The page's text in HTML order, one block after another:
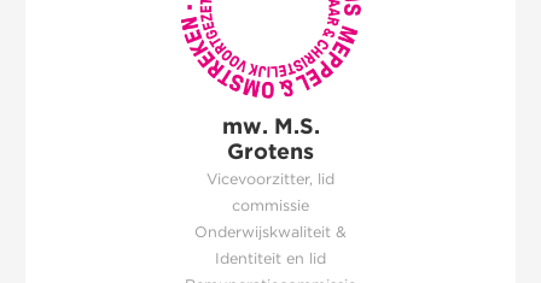
mw. M.S.
Grotens
Vicevoorzitter, lid
commissie
Onderwijskwaliteit &
Identiteit en lid